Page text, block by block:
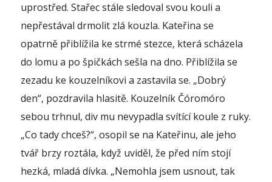
uprostřed. Stařec stále sledoval svou kouli a
nepřestával drmolit zlá kouzla. Kateřina se
opatrně přiblížila ke strmé stezce, která scházela
do lomu a po špičkách sešla na dno. Přiblížila se
zezadu ke kouzelníkovi a zastavila se. „Dobrý
den“, pozdravila hlasitě. Kouzelník Čóromóro
sebou trhnul, div mu nevypadla svítící koule z ruky.
„Co tady chceš?“, osopil se na Kateřinu, ale jeho
tvář brzy roztála, když uviděl, že před ním stojí
hezká, mladá dívka. „Nemohla jsem usnout, tak